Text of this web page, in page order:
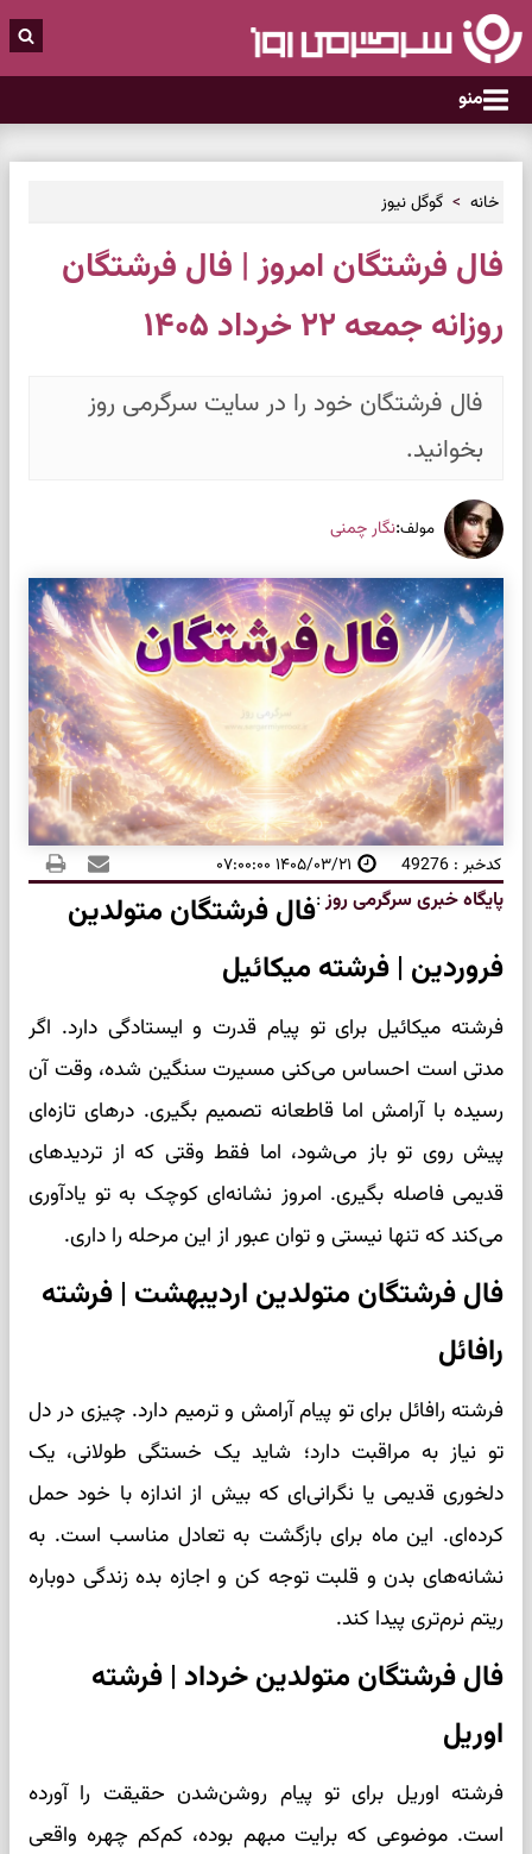
منو
خانه گوگل نیوز
فال فرشتگان امروز | فال فرشتگان
روزانه جمعه ۲۲ خرداد ۱۴۰۵
فال فرشتگان خود را در سایت سرگرمی روز
بخوانید.
مولف:نگار چمنی
کدخبر : 49276 ۱۴۰۵/۰۳/۲۱ ۰۷:۰۰:۰۰
پایگاه خبری سرگرمی روز:فال فرشتگان متولدین
فروردین | فرشته میکائیل
فرشته میکائیل برای تو پیام قدرت و ایستادگی دارد. اگر
مدتی است احساس می‌کنی مسیرت سنگین شده، وقت آن
رسیده با آرامش اما قاطعانه تصمیم بگیری. درهای تازه‌ای
پیش روی تو باز می‌شود، اما فقط وقتی که از تردیدهای
قدیمی فاصله بگیری. امروز نشانه‌ای کوچک به تو یادآوری
می‌کند که تنها نیستی و توان عبور از این مرحله را داری.
فال فرشتگان متولدین اردیبهشت | فرشته
رافائل
فرشته رافائل برای تو پیام آرامش و ترمیم دارد. چیزی در دل
تو نیاز به مراقبت دارد؛ شاید یک خستگی طولانی، یک
دلخوری قدیمی یا نگرانی‌ای که بیش از اندازه با خود حمل
کرده‌ای. این ماه برای بازگشت به تعادل مناسب است. به
نشانه‌های بدن و قلبت توجه کن و اجازه بده زندگی دوباره
ریتم نرم‌تری پیدا کند.
فال فرشتگان متولدین خرداد | فرشته
اوریل
فرشته اوریل برای تو پیام روشن‌شدن حقیقت را آورده
است. موضوعی که برایت مبهم بوده، کم‌کم چهره واقعی